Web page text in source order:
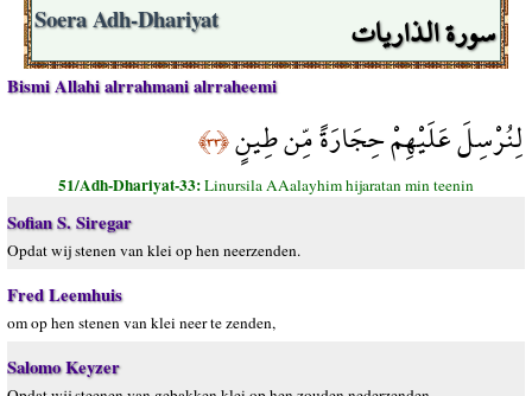
سورة الذاريات Soera Adh-Dhariyat
Bismi Allahi alrrahmani alrraheemi
لِنُرْسِلَ عَلَيْهِمْ حِجَارَةً مِّن طِينٍ﴿٣٣﴾
51/Adh-Dhariyat-33:Linursila AAalayhim hijaratan min teenin
Sofian S. Siregar
Opdat wij stenen van klei op hen neerzenden.
Fred Leemhuis
om op hen stenen van klei neer te zenden,
Salomo Keyzer